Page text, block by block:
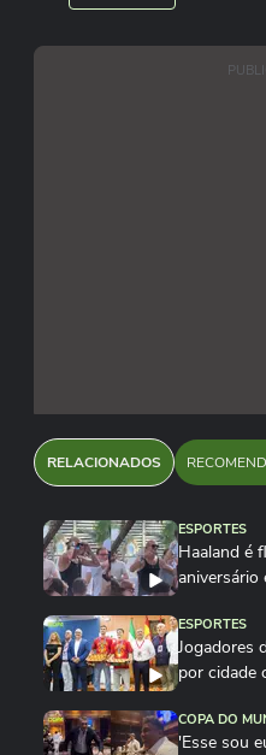
RELACIONADOS
ESPORTES
Haaland é
aniversário
ESPORTES
Jogadores
por cidade
COPA DO
'Esse sou